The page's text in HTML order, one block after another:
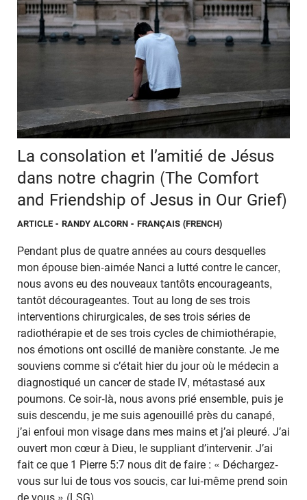
La consolation et l’amitié de Jésus
dans notre chagrin (The Comfort
and Friendship of Jesus in Our Grief)
ARTICLE - RANDY ALCORN - FRANÇAIS (FRENCH)
Pendant plus de quatre années au cours desquelles
mon épouse bien-aimée Nanci a lutté contre le cancer,
nous avons eu des nouveaux tantôts encourageants,
tantôt décourageantes. Tout au long de ses trois
interventions chirurgicales, de ses trois séries de
radiothérapie et de ses trois cycles de chimiothérapie,
nos émotions ont oscillé de manière constante. Je me
souviens comme si c’était hier du jour où le médecin a
diagnostiqué un cancer de stade IV, métastasé aux
poumons. Ce soir-là, nous avons prié ensemble, puis je
suis descendu, je me suis agenouillé près du canapé,
j’ai enfoui mon visage dans mes mains et j’ai pleuré. J’ai
ouvert mon cœur à Dieu, le suppliant d’intervenir. J’ai
fait ce que 1 Pierre 5:7 nous dit de faire : « Déchargez-
vous sur lui de tous vos soucis, car lui-même prend soin